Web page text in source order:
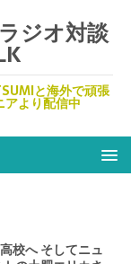
ジオ対談
と海外で頑張
アより配信中
校へ そしてニュ